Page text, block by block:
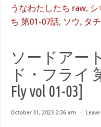
うなわたしたち raw,
ち 第01-07話, ソウ, タチ
ソードアー
ド・フライ
Fly vol 01-03]
October 31, 2023 2:36 am ⋅